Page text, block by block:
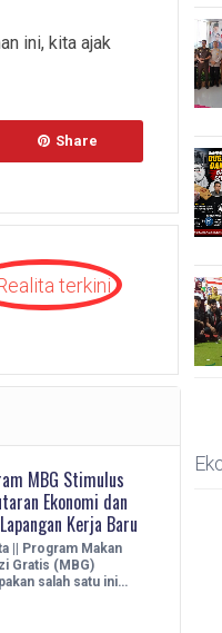
ini, kita ajak
Share
MBG Stimulus
Ekonomi dan
Kerja Baru
|| Program Makan
Gratis (MBG)
salah satu ini…